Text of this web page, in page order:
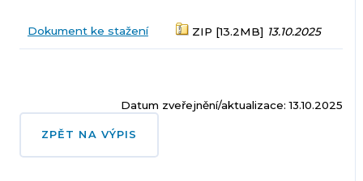
Dokument ke stažení ZIP [13.2MB] 13.10.2025
Datum zveřejnění/aktualizace: 13.10.2025
ZPĚT NA VÝPIS